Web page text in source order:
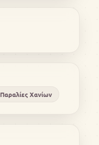
Παραλίες Χανίων